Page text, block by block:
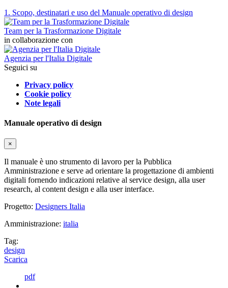
1. Scopo, destinatari e uso del Manuale operativo di design
Team per la Trasformazione Digitale
in collaborazione con
Agenzia per l'Italia Digitale
Seguici su
Privacy policy
Cookie policy
Note legali
Manuale operativo di design
×
Il manuale è uno strumento di lavoro per la Pubblica
Amministrazione e serve ad orientare la progettazione di ambienti
digitali fornendo indicazioni relative al service design, alla user
research, al content design e alla user interface.
Progetto: Designers Italia
Amministrazione: italia
Tag:
design
Scarica
pdf